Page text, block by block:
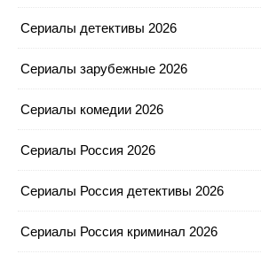
Сериалы детективы 2026
Сериалы зарубежные 2026
Сериалы комедии 2026
Сериалы Россия 2026
Сериалы Россия детективы 2026
Сериалы Россия криминал 2026